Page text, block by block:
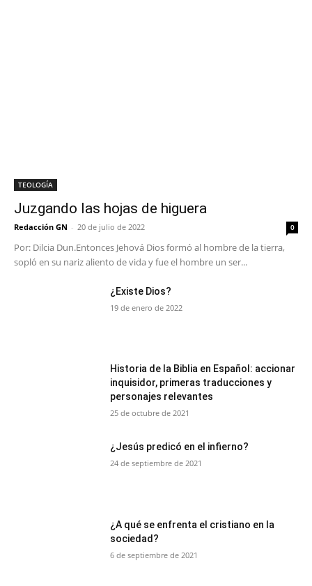
TEOLOGÍA
Juzgando las hojas de higuera
Redacción GN - 20 de julio de 2022 0
Por: Dilcia Dun.Entonces Jehová Dios formó al hombre de la tierra,
sopló en su nariz aliento de vida y fue el hombre un ser...
¿Existe Dios?
19 de enero de 2022
Historia de la Biblia en Español: accionar
inquisidor, primeras traducciones y
personajes relevantes
25 de octubre de 2021
¿Jesús predicó en el infierno?
24 de septiembre de 2021
¿A qué se enfrenta el cristiano en la
sociedad?
6 de septiembre de 2021